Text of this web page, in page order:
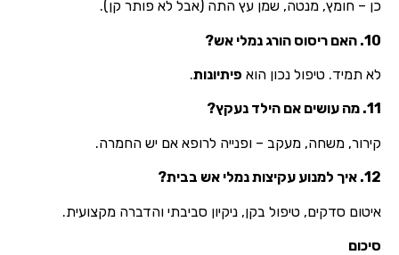
כן – חומץ, מנטה, שמן עץ התה (אבל לא פותר קן).
10. האם ריסוס הורג נמלי אש?
לא תמיד. טיפול נכון הוא פיתיונות.
11. מה עושים אם הילד נעקץ?
קירור, משחה, מעקב – ופנייה לרופא אם יש החמרה.
12. איך למנוע עקיצות נמלי אש בבית?
איטום סדקים, טיפול בקן, ניקיון סביבתי והדברה מקצועית.
סיכום